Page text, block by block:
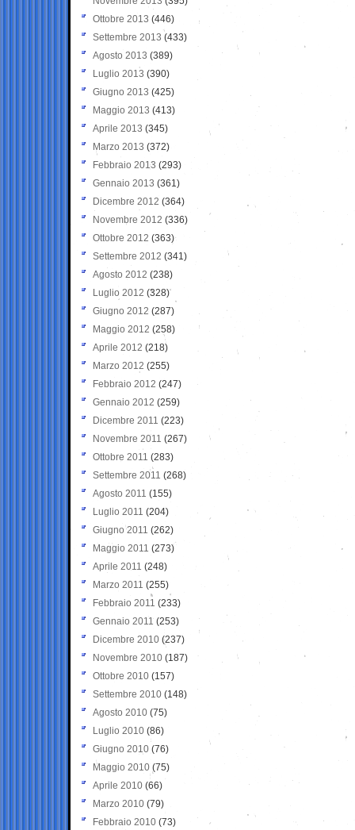
Ottobre 2013 (446)
Settembre 2013 (433)
Agosto 2013 (389)
Luglio 2013 (390)
Giugno 2013 (425)
Maggio 2013 (413)
Aprile 2013 (345)
Marzo 2013 (372)
Febbraio 2013 (293)
Gennaio 2013 (361)
Dicembre 2012 (364)
Novembre 2012 (336)
Ottobre 2012 (363)
Settembre 2012 (341)
Agosto 2012 (238)
Luglio 2012 (328)
Giugno 2012 (287)
Maggio 2012 (258)
Aprile 2012 (218)
Marzo 2012 (255)
Febbraio 2012 (247)
Gennaio 2012 (259)
Dicembre 2011 (223)
Novembre 2011 (267)
Ottobre 2011 (283)
Settembre 2011 (268)
Agosto 2011 (155)
Luglio 2011 (204)
Giugno 2011 (262)
Maggio 2011 (273)
Aprile 2011 (248)
Marzo 2011 (255)
Febbraio 2011 (233)
Gennaio 2011 (253)
Dicembre 2010 (237)
Novembre 2010 (187)
Ottobre 2010 (157)
Settembre 2010 (148)
Agosto 2010 (75)
Luglio 2010 (86)
Giugno 2010 (76)
Maggio 2010 (75)
Aprile 2010 (66)
Marzo 2010 (79)
Febbraio 2010 (73)